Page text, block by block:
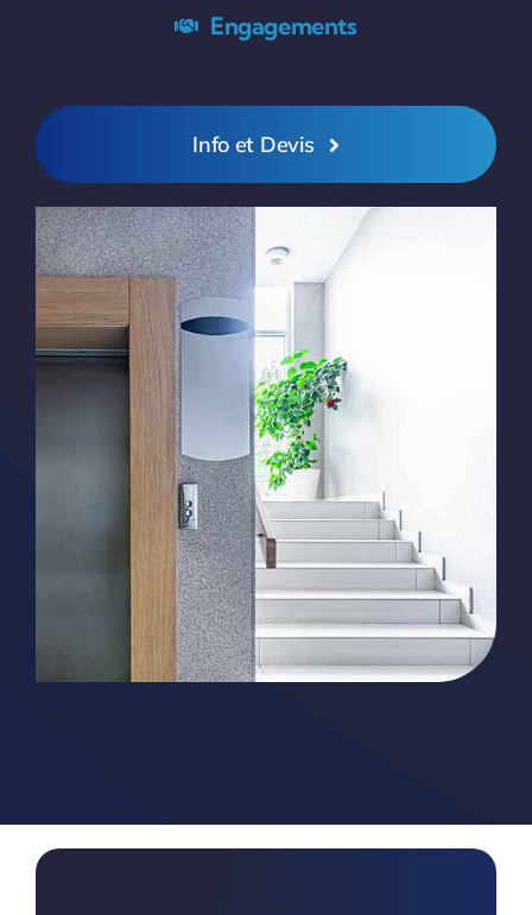
Engagements
Info et Devis